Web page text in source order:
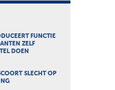
FUNCTIE
ZELF
DOEN
SLECHT OP